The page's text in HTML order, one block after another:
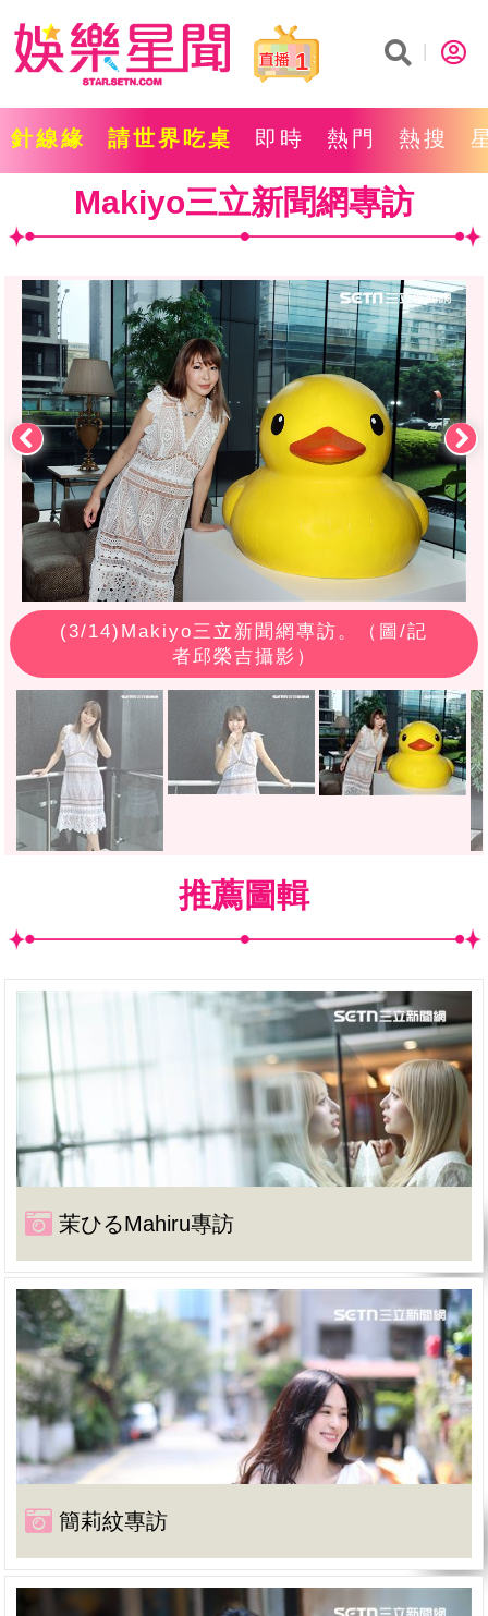
1
針線緣 請世界吃桌 即時 熱門 熱搜
Makiyo三立新聞網專訪
(3/14)Makiyo三立新聞網專訪。（圖/記
者邱榮吉攝影）
推薦圖輯
茉ひるMahiru專訪
簡莉紋專訪